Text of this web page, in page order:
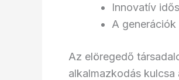
Innovatív
A
Az elöregedő
alkalmazkodás